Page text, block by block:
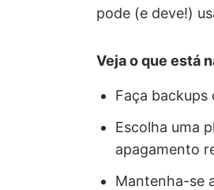
pode (e deve!)
Veja o que está
Faça backups
Escolha uma
apagamento
Mantenha-se